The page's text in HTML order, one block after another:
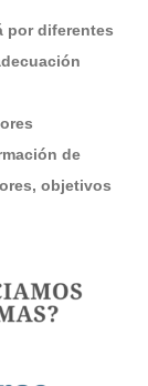
por diferentes
de
objetivos